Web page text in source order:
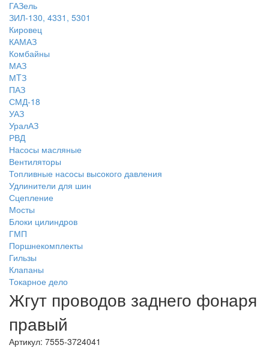
ГАЗель
ЗИЛ-130, 4331, 5301
Кировец
КАМАЗ
Комбайны
МАЗ
МTЗ
ПАЗ
СМД-18
УАЗ
УралАЗ
РВД
Насосы масляные
Вентиляторы
Топливные насосы высокого давления
Удлинители для шин
Сцепление
Мосты
Блоки цилиндров
ГМП
Поршнекомплекты
Гильзы
Клапаны
Токарное дело
Жгут проводов заднего фонаря
правый
Артикул: 7555-3724041